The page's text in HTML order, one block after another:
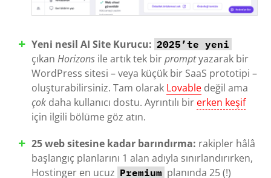
Yeni nesil AI Site Kurucu: 2025’te yeni
çıkanHorizons ile artık tek birpromptyazarak bir
WordPress sitesi – veya küçük bir SaaS prototipi –
oluşturabilirsiniz. Tam olarak Lovable değil ama
çok daha kullanıcı dostu. Ayrıntılı bir erken keşif
için ilgili bölüme göz atın.
25 web sitesine kadar barındırma: rakipler hâlâ
başlangıç planlarını 1 alan adıyla sınırlandırırken,
Hostinger en ucuz Premium planında 25 (!)